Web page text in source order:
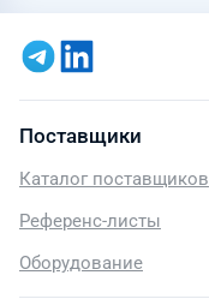
Поставщики
Каталог поставщиков
Референс-листы
Оборудование